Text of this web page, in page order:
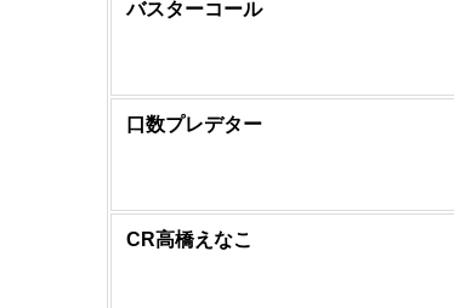
バスターコール
口数プレデター
CR高橋えなこ